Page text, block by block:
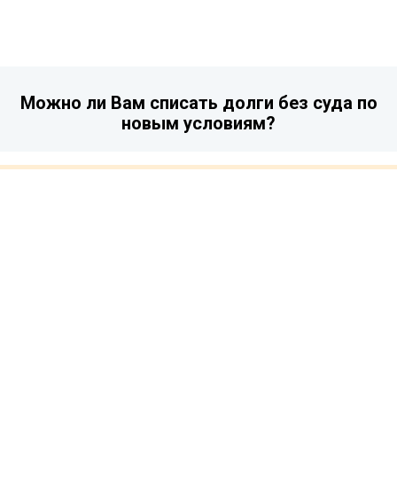
Можно ли Вам списать долги без суда по
новым условиям?